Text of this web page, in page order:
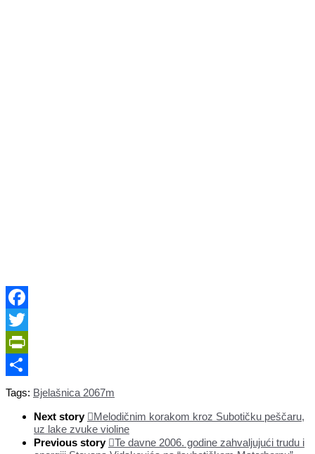
Facebook
Twitter
PrintFriendly
Share
Tags: Bjelašnica 2067m
Next story
Melodičnim korakom kroz Subotičku peščaru,
uz lake zvuke violine
Previous story
Te davne 2006. godine zahvaljujući trudu i